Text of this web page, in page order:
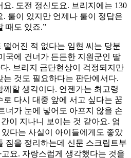
. 도전 정신도요. 브리지에는 130
룰이 있지만 언제나 룰이 정답은
때도 있죠.”
떨어진 적 없다는 임현 씨는 당분
국에 건너가 든든한 지원군인 딸
. 브리지 금단현상이 걱정되지만
는 것도 필요하다는 판단에서다.
할 생각이다. 언젠가는 최고령
다시 대중 앞에 서고 싶다는 꿈
너가 눈에 넣어도 아프지 않을 손
이 지나니 보이는 것 같아요. 엄
다는 사실이 아이들에게도 좋았
짐을 정리하는데 신문 스크립트부
요. 자랑스럽게 생각했다는 것을